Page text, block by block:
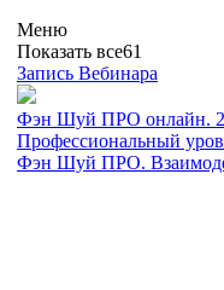
Меню
Показать все61
Запись Вебинара
Фэн Шуй ПРО онлайн.
Профессиональный
Фэн Шуй ПРО.